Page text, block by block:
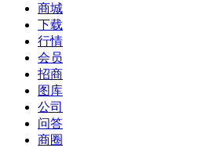
商城
下载
行情
会员
招商
图库
公司
问答
商圈